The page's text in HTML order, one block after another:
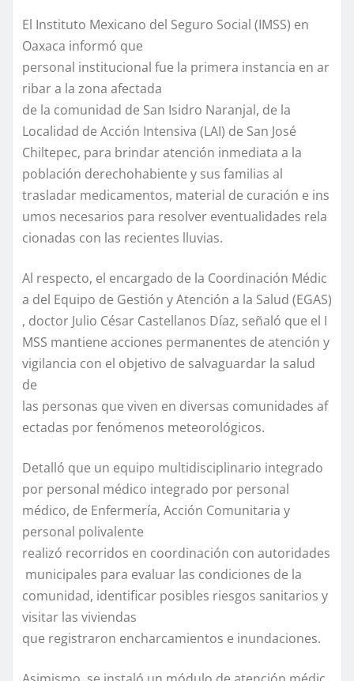
El Instituto Mexicano del Seguro Social (IMSS) en
Oaxaca informó que
personal institucional fue la primera instancia en ar
ribar a la zona afectada
de la comunidad de San Isidro Naranjal, de la
Localidad de Acción Intensiva (LAI) de San José
Chiltepec, para brindar atención inmediata a la
población derechohabiente y sus familias al
trasladar medicamentos, material de curación e ins
umos necesarios para resolver eventualidades rela
cionadas con las recientes lluvias.
Al respecto, el encargado de la Coordinación Médic
a del Equipo de Gestión y Atención a la Salud (EGAS)
, doctor Julio César Castellanos Díaz, señaló que el I
MSS mantiene acciones permanentes de atención y
vigilancia con el objetivo de salvaguardar la salud
de
las personas que viven en diversas comunidades af
ectadas por fenómenos meteorológicos.
Detalló que un equipo multidisciplinario integrado
por personal médico integrado por personal
médico, de Enfermería, Acción Comunitaria y
personal polivalente
realizó recorridos en coordinación con autoridades
municipales para evaluar las condiciones de la
comunidad, identificar posibles riesgos sanitarios y
visitar las viviendas
que registraron encharcamientos e inundaciones.